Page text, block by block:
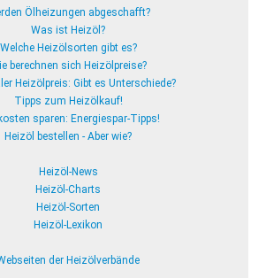
Ölheizungen abgeschafft?
Was ist Heizöl?
Welche Heizölsorten gibt es?
berechnen sich Heizölpreise?
Heizölpreis: Gibt es Unterschiede?
Tipps zum Heizölkauf!
sparen: Energiespar-Tipps!
Heizöl bestellen - Aber wie?
Heizöl-News
Heizöl-Charts
Heizöl-Sorten
Heizöl-Lexikon
der Heizölverbände